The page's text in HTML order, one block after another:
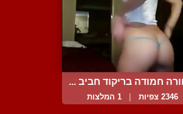
חמודה בריקוד חביב ...
2346 צפיות 1 המלצות